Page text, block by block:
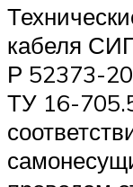
кабеля
Р 52373-
ТУ 16-